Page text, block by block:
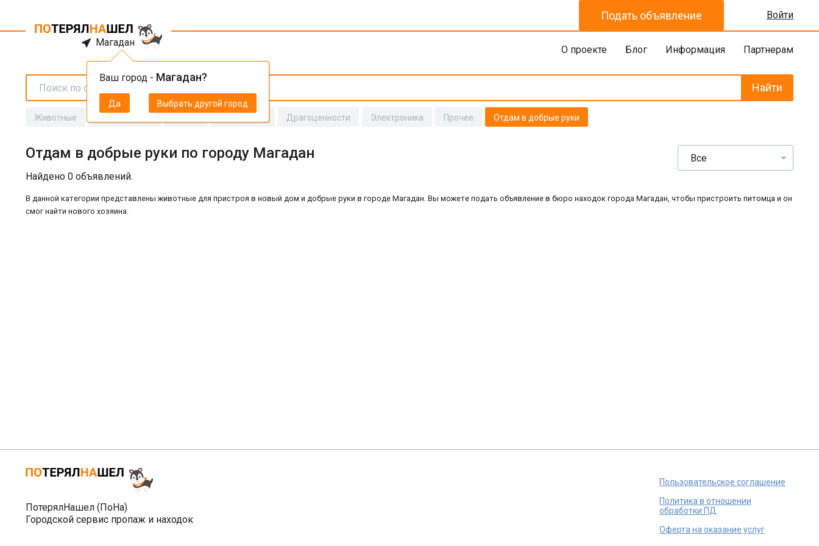
Магадан
Ваш город - Магадан?
Да Выбрать другой город
Подать объявление Войти
О проекте Блог Информация Партнерам
Найти
Животные Драгоценности Электроника Прочее Отдам в добрые руки
Отдам в добрые руки по городу Магадан
Все
Найдено 0 объявлений.
В данной категории представлены животные для пристроя в новый дом и добрые руки в городе Магадан. Вы можете подать объявление в бюро находок города Магадан, чтобы пристроить питомца и он
смог найти нового хозяина.
ПотерялНашел (ПоНа)
Городской сервис пропаж и находок
Пользовательское соглашение
Политика в отношении
обработки ПД
Оферта на оказание услуг